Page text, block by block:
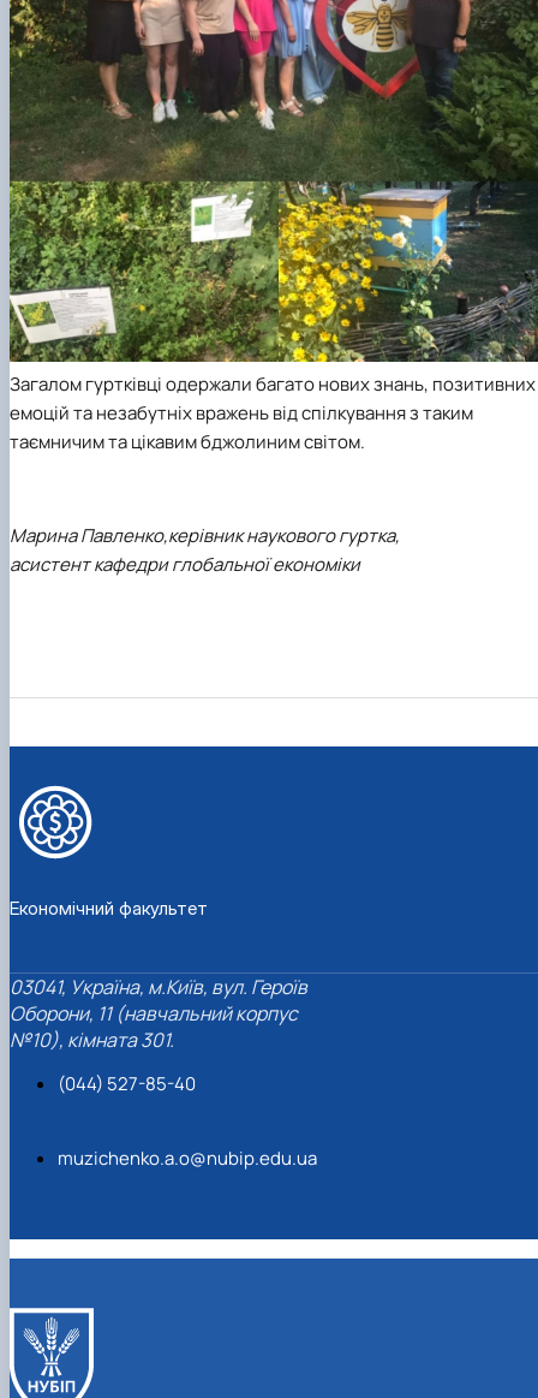
Загалом гуртківці одержали багато нових знань, позитивних
емоцій та незабутніх вражень від спілкування з таким
таємничим та цікавим бджолиним світом.
Марина Павленко,керівник наукового гуртка,
асистент кафедри глобальної економіки
Економічний факультет
03041, Україна, м.Київ, вул. Героїв
Оборони, 11 (навчальний корпус
№10), кімната 301.
(044) 527-85-40
muzichenko.a.o@nubip.edu.ua